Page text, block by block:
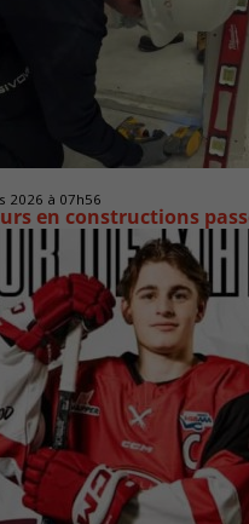
2026 à 07h56
en constructions